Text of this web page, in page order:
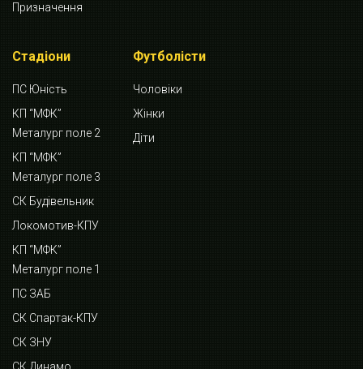
Призначення
Стадіони
ПС Юність
КП “МФК”
Металург поле 2
КП “МФК”
Металург поле 3
СК Будівельник
Локомотив-КПУ
КП “МФК”
Металург поле 1
ПС ЗАБ
СК Спартак-КПУ
СК ЗНУ
Футболісти
Чоловіки
Жінки
Діти